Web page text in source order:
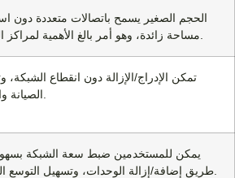
الحجم الصغير يسمح باتصالات متعددة دون
تمكن الإدراج/الإزالة دون انقطاع الشبكة،
يمكن للمستخدمين ضبط سعة الشبكة